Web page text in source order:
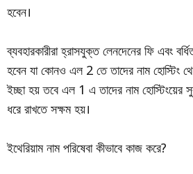
হবেন।
ব্যবহারকারীরা হ্রাসযুক্ত লেনদেনের ফি এবং
হবেন যা কোনও এল 2 তে তাদের নাম হোস্টিং
ইচ্ছা হয় তবে এল 1 এ তাদের নাম হোস্টিংয়ের
ধরে রাখতে সক্ষম হয়।
ইথেরিয়াম নাম পরিষেবা কীভাবে কাজ করে?